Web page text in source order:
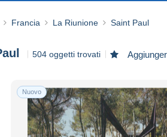
Francia La Riunione Saint Paul
504 oggetti trovati
Nuovo